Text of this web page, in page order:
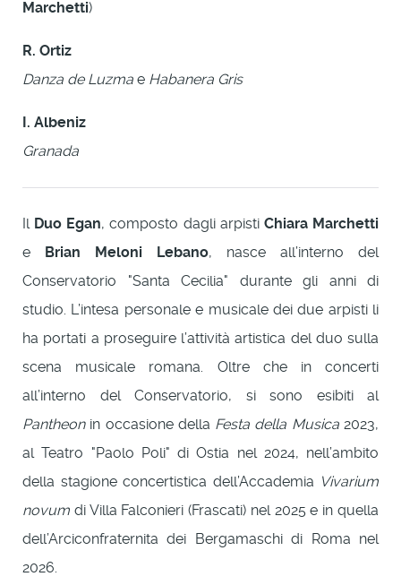
Marchetti)
R. Ortiz
Danza de Luzma e Habanera Gris
I. Albeniz
Granada
Il Duo Egan, composto dagli arpisti Chiara Marchetti
e Brian Meloni Lebano, nasce all’interno del
Conservatorio "Santa Cecilia" durante gli anni di
studio. L’intesa personale e musicale dei due arpisti li
ha portati a proseguire l’attività artistica del duo sulla
scena musicale romana. Oltre che in concerti
all’interno del Conservatorio, si sono esibiti al
Pantheonin occasione della Festa della Musica2023,
al Teatro "Paolo Poli" di Ostia nel 2024, nell’ambito
della stagione concertistica dell’Accademia Vivarium
novum di Villa Falconieri (Frascati) nel 2025 e in quella
dell’Arciconfraternita dei Bergamaschi di Roma nel
2026.